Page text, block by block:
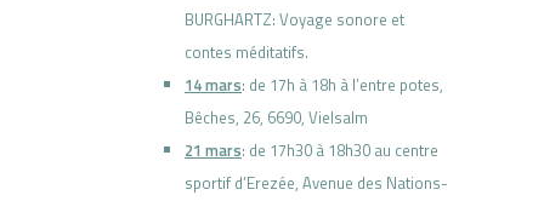
BURGHARTZ: Voyage sonore et
contes méditatifs.
14 mars: de 17h à 18h à l’entre potes,
Bêches, 26, 6690, Vielsalm
21 mars: de 17h30 à 18h30 au centre
sportif d’Erezée, Avenue des Nations-